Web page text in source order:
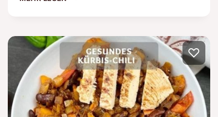
GNOCCHI
REZEPT
♡